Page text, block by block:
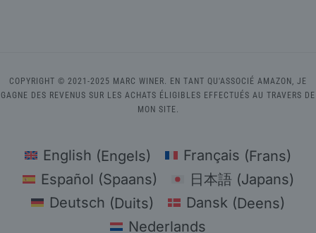
COPYRIGHT © 2021-2025 MARC WINER. EN TANT QU'ASSOCIÉ AMAZON, JE
GAGNE DES REVENUS SUR LES ACHATS ÉLIGIBLES EFFECTUÉS AU TRAVERS DE
MON SITE.
English (Engels) Français (Frans)
Español (Spaans) 日本語 (Japans)
Deutsch (Duits) Dansk (Deens)
Nederlands